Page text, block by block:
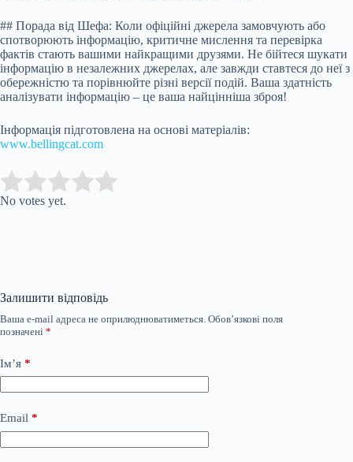
## Порада від Шефа: Коли офіційні джерела замовчують або
спотворюють інформацію, критичне мислення та перевірка
фактів стають вашими найкращими друзями. Не бійтеся шукати
інформацію в незалежних джерелах, але завжди ставтеся до неї з
обережністю та порівнюйте різні версії подій. Ваша здатність
аналізувати інформацію – це ваша найцінніша зброя!
Інформація підготовлена на основі матеріалів:
www.bellingcat.com
Rate this item:
No votes yet.
Залишити відповідь
Ваша e-mail адреса не оприлюднюватиметься. Обов’язкові поля
позначені *
Ім’я *
Email *